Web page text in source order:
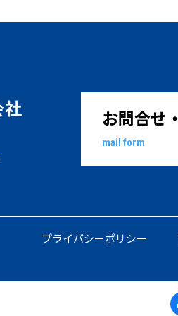
お問合せ
mail form
プライバシーポリシー